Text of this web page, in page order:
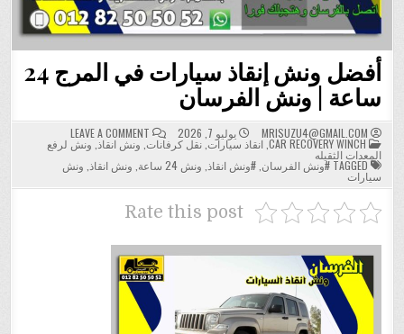
أفضل ونش إنقاذ سيارات في المرج 24
ساعة | ونش الفرسان
MRISUZU4@GMAIL.COM يوليو 7, 2026 LEAVE A COMMENT
ON
أفضل
ونش
إنقاذ
سيارات
في
POSTED
IN
CAR RECOVERY WINCH
,انقاذ سيارات,نقل كرفانات ونش انقاذ ونش لرفع
المعدات الثقيله
#ونش الفرسان ,#ونش انقاذ ونش 24 ساعة ونش انقاذ ونش
سيارات
Rate this post